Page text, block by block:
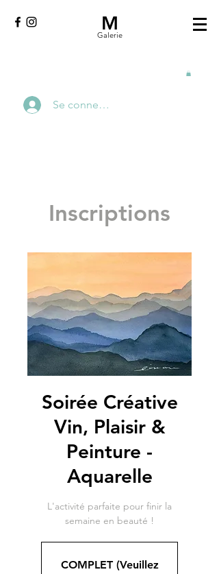
M
Galerie
Se connecter
Inscriptions
Soirée Créative
Vin, Plaisir &
Peinture -
Aquarelle
L'activité parfaite pour finir la
semaine en beauté !
COMPLET (Veuillez